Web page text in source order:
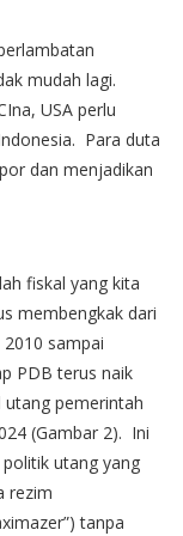
mudah lagi.
USA perlu
Para duta
dan menjadikan
fiskal yang kita
membengkak dari
sampai
PDB terus naik
pemerintah
(Gambar 2). Ini
utang yang
rezim
tanpa